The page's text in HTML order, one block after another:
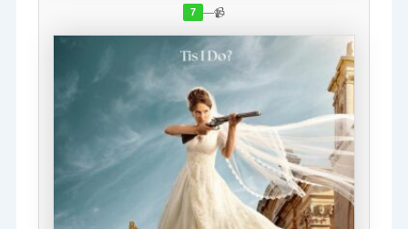
7 —📹